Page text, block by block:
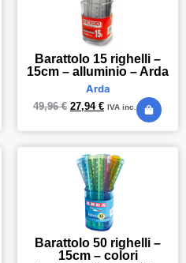
Barattolo 15 righelli –
15cm – alluminio – Arda
Arda
49,96€ 27,94 € IVA inc.
Barattolo 50 righelli –
15cm – colori